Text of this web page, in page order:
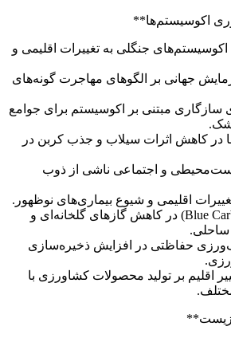
اکوسیستم‌ها**
اکوسیستم‌های جنگلی به تغییرات اقلیمی و
جهانی بر الگوهای مهاجرت گونه‌های
سازگاری مبتنی بر اکوسیستم برای جوامع
در کاهش اثرات سیلاب و جذب کربن در
و اجتماعی ناشی از ذوب
40. نقش کربن آبی (Blue Carbon) در کاهش گازهای گلخانه‌ای و
ساحلی.
خاک‌ورزی حفاظتی در افزایش ذخیره‌سازی
اقلیم بر تولید محصولات کشاورزی با
زیست**